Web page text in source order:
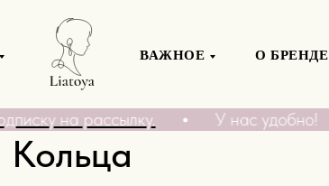
ВАЖНОЕ О БРЕНДЕ
на рассылку. У нас удобно!
Кольца